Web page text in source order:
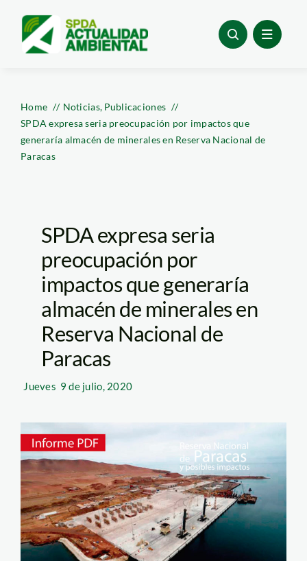
content
Home Noticias Publicaciones
SPDA expresa seria preocupación por impactos que
generaría almacén de minerales en Reserva Nacional de
Paracas
SPDA expresa seria
preocupación por
impactos que generaría
almacén de minerales en
Reserva Nacional de
Paracas
Jueves 9 de julio, 2020